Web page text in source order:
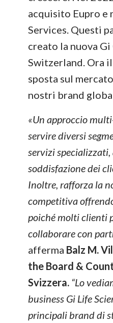
acquisito Eupro e
Services. Questi
creato la nuova Gi
Switzerland. Ora
sposta sul
nostri brand
«Un approccio
servire diversi
servizi
soddisfazione dei
Inoltre, rafforza la
competitiva
poiché molti clienti
collaborare con
afferma Balz M.
the Board &
Svizzera. “Lo
business Gi Life
principali brand di